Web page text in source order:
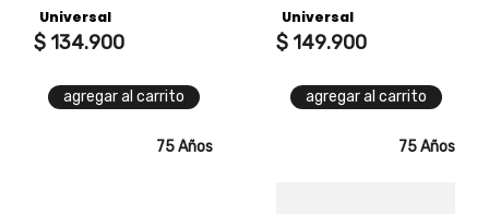
potencia máxima 650
watts, vaso de vidrio
Universal
$ 134.900
agregar al carrito
Universal
$ 149.900
agregar al carrito
75 Años 75 Años